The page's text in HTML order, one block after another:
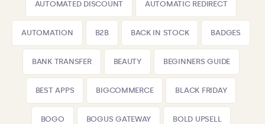
AUTOMATED DISCOUNT AUTOMATIC REDIRECT
AUTOMATION B2B BACK IN STOCK BADGES
BANK TRANSFER BEAUTY BEGINNERS GUIDE
BEST APPS BIGCOMMERCE BLACK FRIDAY
BOGO BOGUS GATEWAY BOLD UPSELL